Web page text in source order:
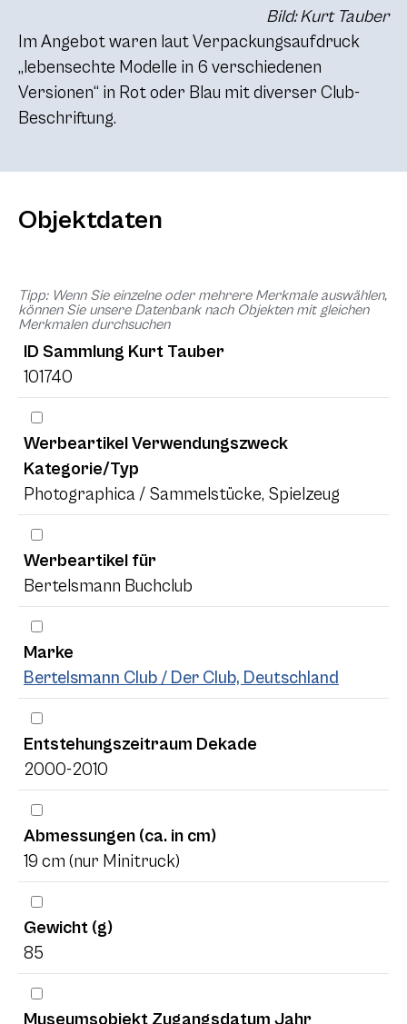
Bild: Kurt Tauber
Im Angebot waren laut Verpackungsaufdruck
„lebensechte Modelle in 6 verschiedenen
Versionen“ in Rot oder Blau mit diverser Club-
Beschriftung.
Objektdaten
Tipp: Wenn Sie einzelne oder mehrere Merkmale auswählen,
können Sie unsere Datenbank nach Objekten mit gleichen
Merkmalen durchsuchen
ID Sammlung Kurt Tauber
101740
Werbeartikel Verwendungszweck
Kategorie/Typ
Photographica / Sammelstücke, Spielzeug
Werbeartikel für
Bertelsmann Buchclub
Marke
Bertelsmann Club / Der Club, Deutschland
Entstehungszeitraum Dekade
2000-2010
Abmessungen (ca. in cm)
19 cm (nur Minitruck)
Gewicht (g)
85
Museumsobjekt Zugangsdatum Jahr